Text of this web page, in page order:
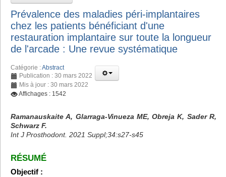
Prévalence des maladies péri-implantaires
chez les patients bénéficiant d'une
restauration implantaire sur toute la longueur
de l'arcade : Une revue systématique
Catégorie :Abstract
Publication : 30 mars 2022
Mis à jour : 30 mars 2022
Affichages : 1542
Ramanauskaite A, Glarraga-Vinueza ME, Obreja K, Sader R,
Schwarz F.
Int J Prosthodont. 2021 Suppl;34:s27-s45
RÉSUMÉ
Objectif :